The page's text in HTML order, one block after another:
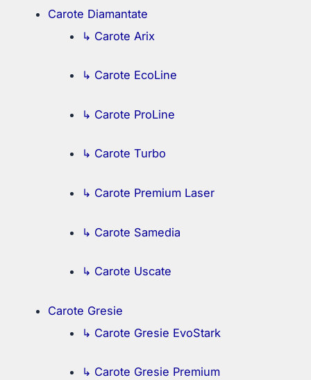
Carote Diamantate
↳ Carote Arix
↳ Carote EcoLine
↳ Carote ProLine
↳ Carote Turbo
↳ Carote Premium Laser
↳ Carote Samedia
↳ Carote Uscate
Carote Gresie
↳ Carote Gresie EvoStark
↳ Carote Gresie Premium